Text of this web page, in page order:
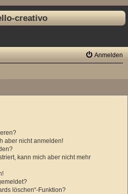
creativo
Anmelden
aber nicht anmelden!
kann mich aber nicht mehr
löschen“-Funktion?